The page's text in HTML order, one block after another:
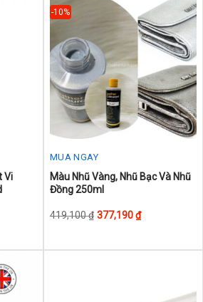
Vi
-10%
MUA NGAY
This
product
has
Màu Nhũ Vàng, Nhũ Bạc Và Nhũ
Đồng 250ml
419,100₫ 377,190₫